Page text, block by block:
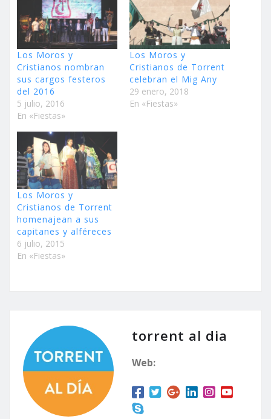
Los Moros y
Cristianos nombran
sus cargos festeros
del 2016
5 julio, 2016
En «Fiestas»
Los Moros y
Cristianos de Torrent
celebran el Mig Any
29 enero, 2018
En «Fiestas»
Los Moros y
Cristianos de Torrent
homenajean a sus
capitanes y alféreces
6 julio, 2015
En «Fiestas»
torrent al dia
Web: